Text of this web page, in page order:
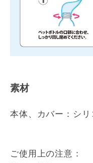
素材
本体、カバー：シリ
ご使用上の注意：